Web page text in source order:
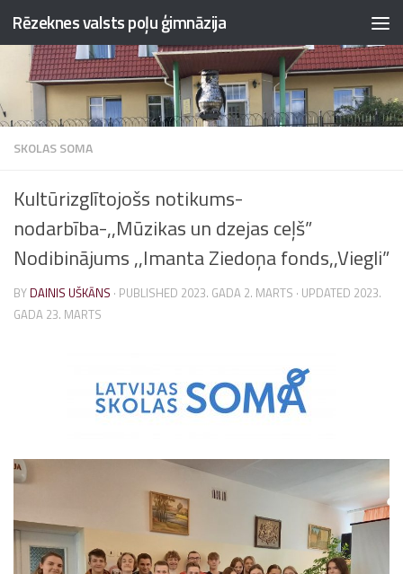
Skip to content
Rēzeknes valsts poļu ģimnāzija
SKOLAS SOMA
Kultūrizglītojošs notikums-
nodarbība-,,Mūzikas un dzejas ceļš”
Nodibinājums ,,Imanta Ziedoņa fonds,,Viegli”
BY DAINIS UŠKĀNS · PUBLISHED 2023. GADA 2. MARTS · UPDATED 2023.
GADA 23. MARTS